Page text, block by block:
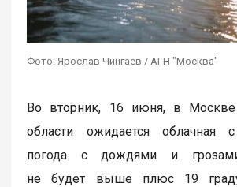
Фото: Ярослав Чингаев / АГН "Москва"
Во вторник, 16 июня, в
области ожидается облачная
погода с дождями и
не будет выше плюс 19